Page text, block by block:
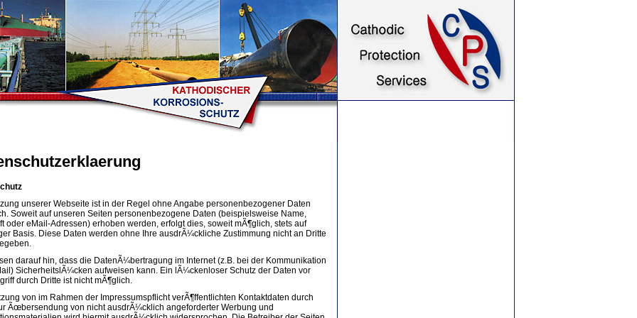
unserer Webseite ist in der Regel ohne Angabe personenbezogener Daten
Soweit auf unseren Seiten personenbezogene Daten (beispielsweise Name,
oder eMail-Adressen) erhoben werden, erfolgt dies, soweit mÃ¶glich, stets auf
Basis. Diese Daten werden ohne Ihre ausdrÃ¼ckliche Zustimmung nicht an Dritte
darauf hin, dass die DatenÃ¼bertragung im Internet (z.B. bei der Kommunikation
SicherheitslÃ¼cken aufweisen kann. Ein lÃ¼ckenloser Schutz der Daten vor
durch Dritte ist nicht mÃ¶glich.
von im Rahmen der Impressumspflicht verÃ¶ffentlichten Kontaktdaten durch
Ãœbersendung von nicht ausdrÃ¼cklich angeforderter Werbung und